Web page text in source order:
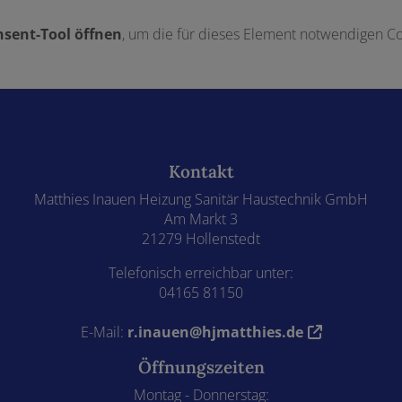
Tool öffnen, um die für dieses Element notwendigen
Kontakt
Matthies Inauen Heizung Sanitär Haustechnik GmbH
Am Markt 3
21279 Hollenstedt
Telefonisch erreichbar unter:
04165 81150
E-Mail: r.inauen@hjmatthies.de
Öffnungszeiten
Montag - Donnerstag: